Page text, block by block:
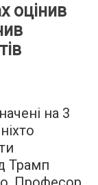
оцінив
на 3
Трамп